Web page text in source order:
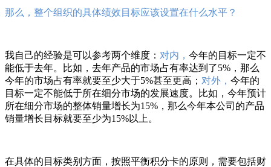
那么，整个组织的具体绩效目标应该设置在什么水平？
我自己的经验是可以参考两个维度： 对内， 今年的目标一定不
能低于去年。比如，去年产品的市场占有率达到了5%，那么
今年的市场占有率就要至少大于5%甚至更高； 对外， 今年的
目标一定不能低于所在细分市场的发展速度。比如，今年预计
所在细分市场的整体销量增长为15%，那么今年本公司的产品
销量增长目标就要至少为15%以上。
在具体的目标类别方面，按照平衡积分卡的原则，需要包括财